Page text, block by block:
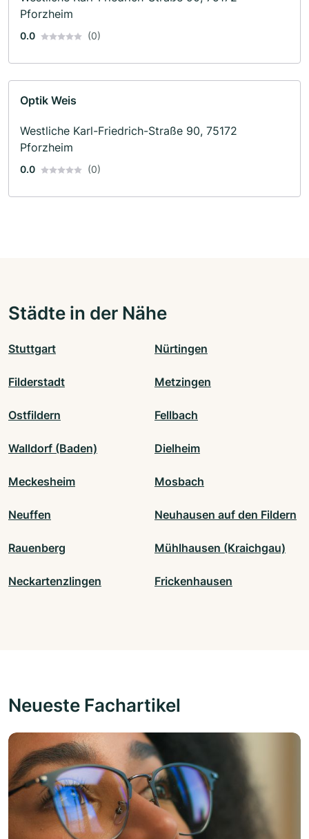
Pforzheim
0.0 (0)
Optik Weis
Westliche Karl-Friedrich-Straße 90, 75172
Pforzheim
0.0 (0)
Städte in der Nähe
Stuttgart Nürtingen
Filderstadt Metzingen
Ostfildern Fellbach
Walldorf (Baden) Dielheim
Meckesheim Mosbach
Neuffen Neuhausen auf den Fildern
Rauenberg Mühlhausen (Kraichgau)
Neckartenzlingen Frickenhausen
Neueste Fachartikel